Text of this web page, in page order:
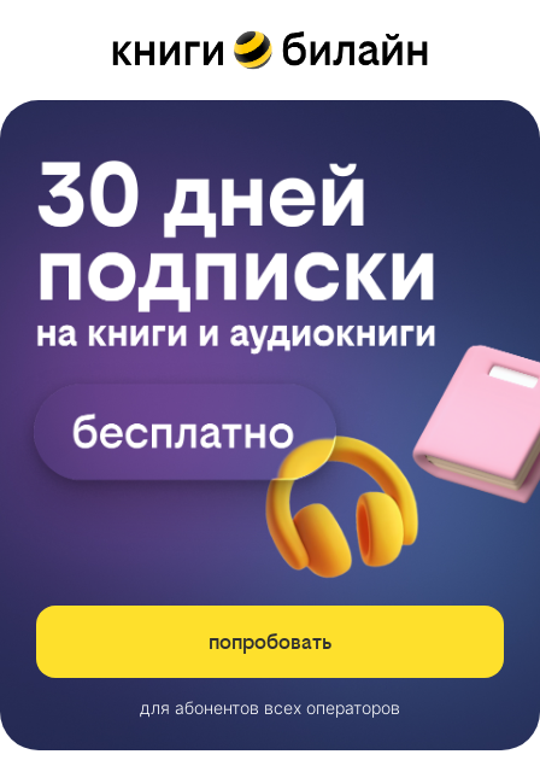
попробовать
для абонентов всех операторов